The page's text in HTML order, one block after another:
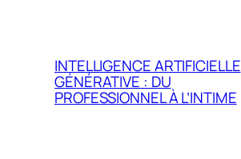
INTELLIGENCE ARTIFICIELLE
GÉNÉRATIVE : DU
PROFESSIONNEL À L’INTIME